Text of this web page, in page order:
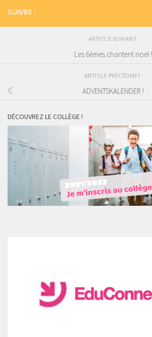
SUIVRE :
ARTICLE SUIVANT
Les 6èmes chantent noël !
ARTICLE PRÉCÉDENT
ADVENTSKALENDER !
DÉCOUVREZ LE COLLÈGE !